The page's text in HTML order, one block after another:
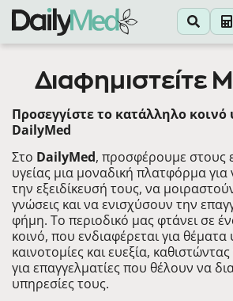
Διαφημιστείτε
Προσεγγίστε το κατάλληλο κοινό
DailyMed
Στο DailyMed, προσφέρουμε στους
υγείας μια μοναδική πλατφόρμα
την εξειδίκευσή τους, να
γνώσεις και να ενισχύσουν την
φήμη. Το περιοδικό μας φτάνει σε
κοινό, που ενδιαφέρεται για θέματα
καινοτομίες και ευεξία,
για επαγγελματίες που θέλουν να
υπηρεσίες τους.